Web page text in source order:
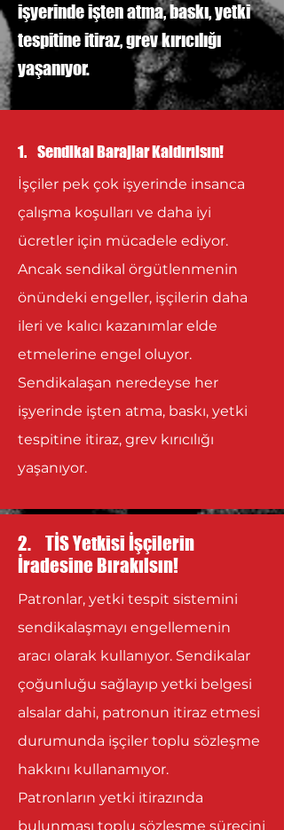
işyerinde işten atma, baskı, yetki
tespitine itiraz, grev kırıcılığı
yaşanıyor.
1. Sendikal Barajlar Kaldırılsın!
İşçiler pek çok işyerinde insanca
çalışma koşulları ve daha iyi
ücretler için mücadele ediyor.
Ancak sendikal örgütlenmenin
önündeki engeller, işçilerin daha
ileri ve kalıcı kazanımlar elde
etmelerine engel oluyor.
Sendikalaşan neredeyse her
işyerinde işten atma, baskı, yetki
tespitine itiraz, grev kırıcılığı
yaşanıyor.
2. TİS Yetkisi İşçilerin
İradesine Bırakılsın!
Patronlar, yetki tespit sistemini
sendikalaşmayı engellemenin
aracı olarak kullanıyor. Sendikalar
çoğunluğu sağlayıp yetki belgesi
alsalar dahi, patronun itiraz etmesi
durumunda işçiler toplu sözleşme
hakkını kullanamıyor.
Patronların yetki itirazında
bulunması toplu sözleşme sürecini